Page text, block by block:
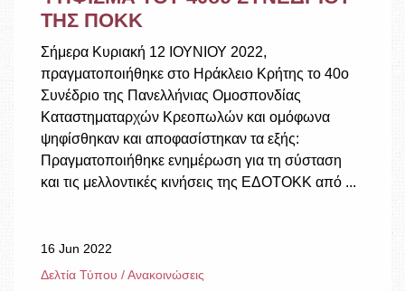
ΤΗΣ ΠΟΚΚ
Σήμερα Κυριακή 12 ΙΟΥΝΙΟΥ 2022,
πραγματοποιήθηκε στο Ηράκλειο Κρήτης το 40ο
Συνέδριο της Πανελλήνιας Ομοσπονδίας
Καταστηματαρχών Κρεοπωλών και ομόφωνα
ψηφίσθηκαν και αποφασίστηκαν τα εξής:
Πραγματοποιήθηκε ενημέρωση για τη σύσταση
και τις μελλοντικές κινήσεις της ΕΔΟΤΟΚΚ από ...
16 Jun 2022
Δελτία Τύπου / Ανακοινώσεις